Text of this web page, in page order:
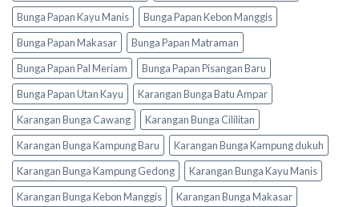
Bunga Papan Kayu Manis
Bunga Papan Kebon Manggis
Bunga Papan Makasar
Bunga Papan Matraman
Bunga Papan Pal Meriam
Bunga Papan Pisangan Baru
Bunga Papan Utan Kayu
Karangan Bunga Batu Ampar
Karangan Bunga Cawang
Karangan Bunga Cililitan
Karangan Bunga Kampung Baru
Karangan Bunga Kampung dukuh
Karangan Bunga Kampung Gedong
Karangan Bunga Kayu Manis
Karangan Bunga Kebon Manggis
Karangan Bunga Makasar